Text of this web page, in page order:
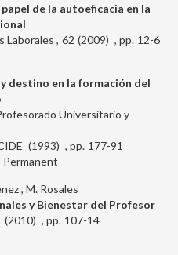
de la autoeficacia en la
Laborales
62 2009 12-6
destino en la formación del
Universitario y
Permanent
1993 177-91
M. Rosales
y Bienestar del Profesor
2010 107-14